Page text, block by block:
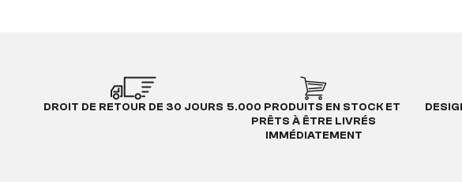
DROIT DE RETOUR DE 30 JOURS 5.000 PRODUITS EN STOCK ET
PRÊTS À ÊTRE LIVRÉS
IMMÉDIATEMENT